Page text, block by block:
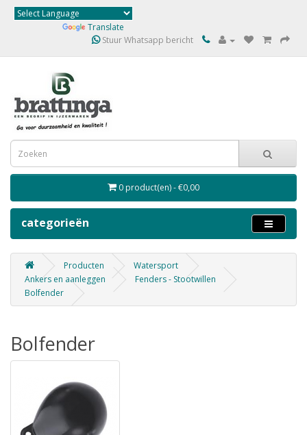
Translate
Stuur Whatsapp bericht
0 product(en) - €0,00
categorieën
Producten
Watersport
Ankers en aanleggen
Fenders - Stootwillen
Bolfender
Bolfender